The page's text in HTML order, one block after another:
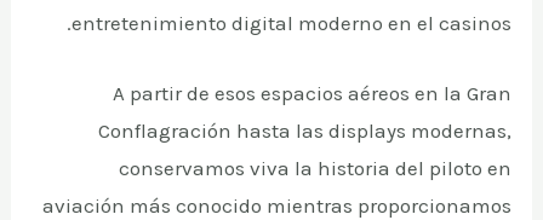
entretenimiento digital moderno en el casinos.
A partir de esos espacios aéreos en la Gran
Conflagración hasta las displays modernas,
conservamos viva la historia del piloto en
aviación más conocido mientras proporcionamos